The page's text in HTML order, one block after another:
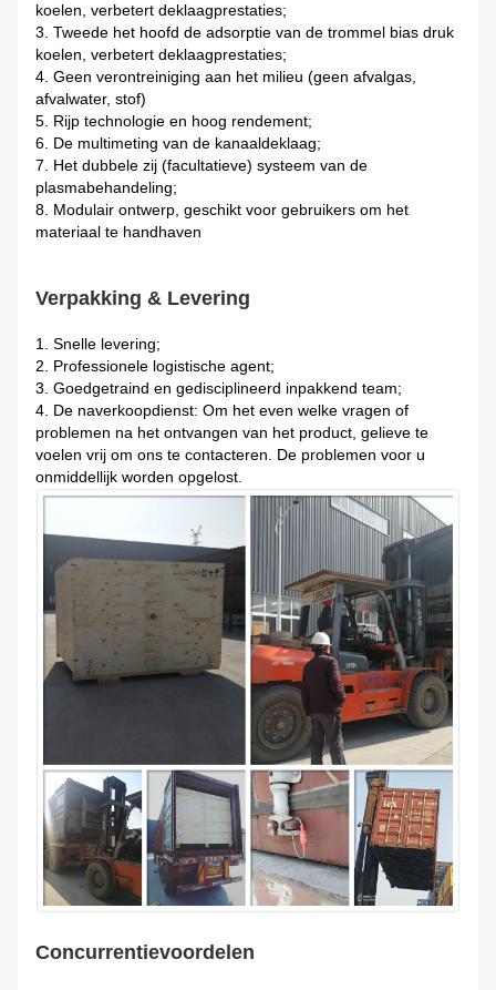
koelen, verbetert deklaagprestaties;
3. Tweede het hoofd de adsorptie van de trommel bias druk
koelen, verbetert deklaagprestaties;
4. Geen verontreiniging aan het milieu (geen afvalgas,
afvalwater, stof)
5. Rijp technologie en hoog rendement;
6. De multimeting van de kanaaldeklaag;
7. Het dubbele zij (facultatieve) systeem van de
plasmabehandeling;
8. Modulair ontwerp, geschikt voor gebruikers om het
materiaal te handhaven
Verpakking & Levering
1. Snelle levering;
2. Professionele logistische agent;
3. Goedgetraind en gedisciplineerd inpakkend team;
4. De naverkoopdienst: Om het even welke vragen of
problemen na het ontvangen van het product, gelieve te
voelen vrij om ons te contacteren. De problemen voor u
onmiddellijk worden opgelost.
Concurrentievoordelen